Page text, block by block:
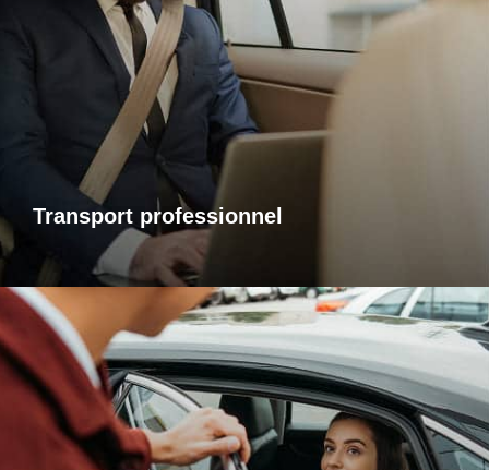
Transport professionnel
Transports professionnels
Je vous propose un service de transport dédié aux
déplacements d’affaires, adapté à vos besoins et à vos
contraintes. Que ce soit pour un rendez-vous, une réunion
ou bien un évènement, profitez d’un service ponctuel, discret
et confortable.
Transports particuliers